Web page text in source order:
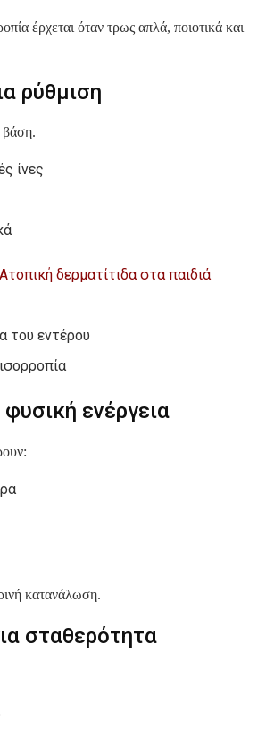
έρχεται όταν τρως απλά, ποιοτικά και
ρύθμιση
βάση.
ίνες
Ατοπική δερματίτιδα στα παιδιά
του εντέρου
ενέργεια
κατανάλωση.
σταθερότητα